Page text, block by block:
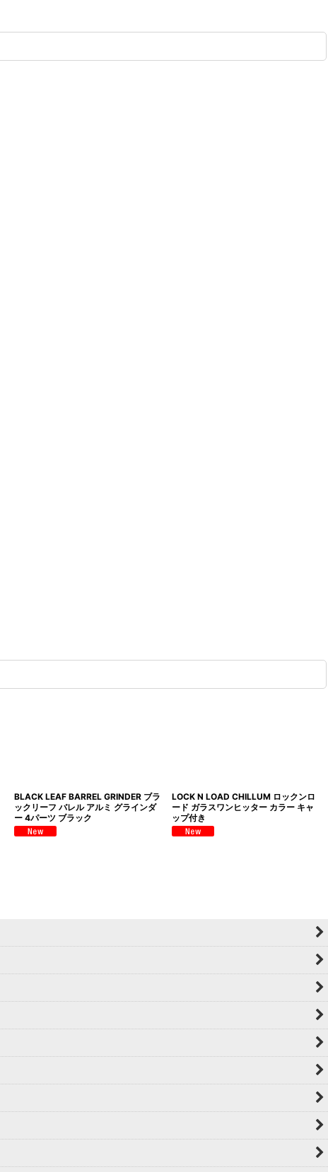
BLACK LEAF BARREL GRINDER ブラ
ックリーフ バレル アルミ グラインダ
ー 4パーツ ブラック
LOCK N LOAD CHILLUM ロックンロ
ード ガラスワンヒッター カラー キャ
ップ付き